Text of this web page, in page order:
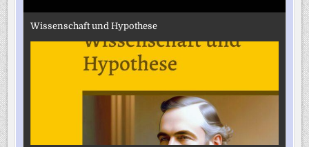
Wissenschaft und Hypothese